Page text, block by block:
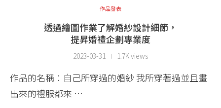
作品發表
透過繪圖作業了解婚紗設計細節，
提昇婚禮企劃專業度
2023-03-31 1.7K views
作品的名稱：自己所穿過的婚紗 我所穿著過並且畫
出來的禮服都來 …